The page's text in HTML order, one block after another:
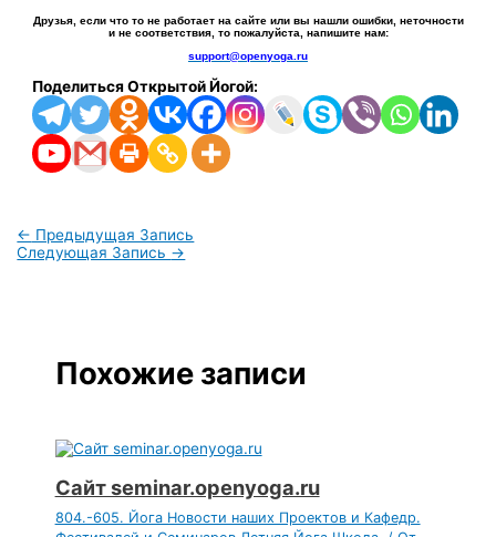
Друзья, если что то не работает на сайте или вы нашли ошибки, неточности
и не соответствия, то пожалуйста, напишите нам:
support@openyoga.ru
Поделиться Открытой Йогой:
← Предыдущая Запись
Следующая Запись →
Похожие записи
Сайт seminar.openyoga.ru
804.-605. Йога Новости наших Проектов и Кафедр.